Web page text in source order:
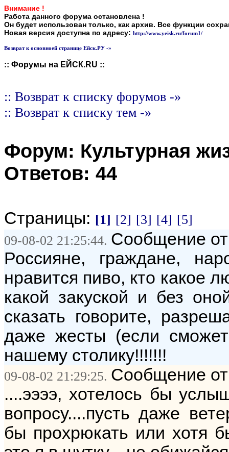
Внимание !
Работа данного форума остановлена !
Он будет использован только, как архив. Все функции
Новая версия доступна по адресу: http://www.yeisk.ru/forum1/
Возврат к основноей странице Ейск.РУ -»
:: Форумы на ЕЙСК.RU ::
:: Возврат к списку форумов -»
:: Возврат к списку тем -»
Форум: Культурная
Ответов: 44
Страницы: [1] [2] [3] [4] [5]
09-08-02 21:25:44. Сообщение
Россияне, граждане,
нравится пиво, кто какое
какой закуской и без
сказать говорите,
даже жесты (если
нашему столику!!!!!!!
09-08-02 21:29:25. Сообщение
....ээээ, хотелось бы
вопросу....пусть даже
бы прохрюкать или хотя